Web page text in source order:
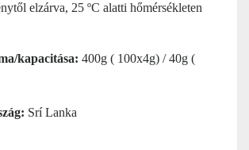
elzárva, 25 ºC alatti hőmérsékleten
kapacitása: 400g ( 100x4g) / 40g (
Srí Lanka